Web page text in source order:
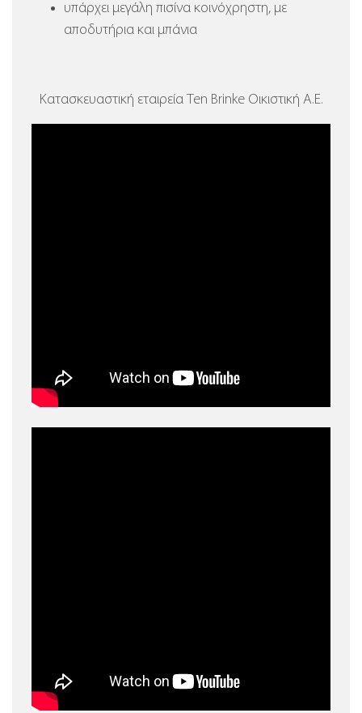
υπάρχει μεγάλη πισίνα κοινόχρηστη, με
αποδυτήρια και μπάνια
Κατασκευαστική εταιρεία Ten Brinke Οικιστική Α.Ε.